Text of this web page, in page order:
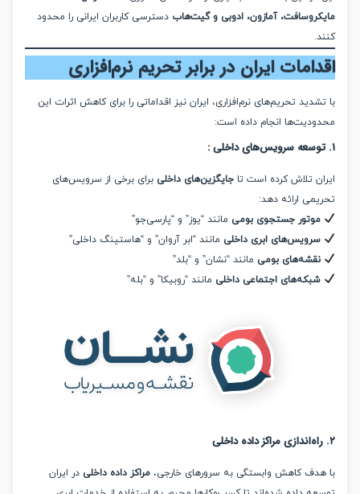
آمازون، ادوبی و گیت‌هابدسترسی کاربران ایرانی را محدود
ایران در برابر تحریم نرم‌افزاری
تحریم‌های نرم‌افزاری، ایران نیز اقداماتی را برای کاهش اثرات این
انجام داده است:
:
تلاش کرده است تاجایگزین‌های داخلیبرای برخی از سرویس‌های
ارائه دهد:
جستجوی بومیمانند “یوز” و “پارسی‌جو”
ابری داخلیمانند “ابر آروان” و “هاستینگ داخلی”
بومیمانند “نشان” و “بلد”
اجتماعی داخلیمانند “روبیکا” و “بله”
کاهش وابستگی به سرورهای خارجی،مراکز داده داخلیدر ایران